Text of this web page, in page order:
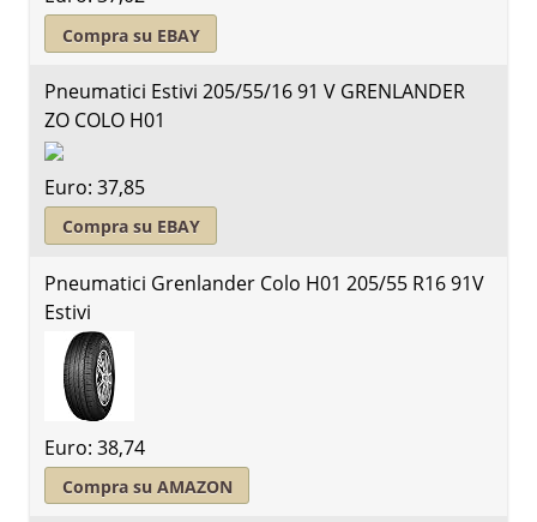
Compra su EBAY
Pneumatici Estivi 205/55/16 91 V GRENLANDER
ZO COLO H01
Euro: 37,85
Compra su EBAY
Pneumatici Grenlander Colo H01 205/55 R16 91V
Estivi
Euro: 38,74
Compra su AMAZON